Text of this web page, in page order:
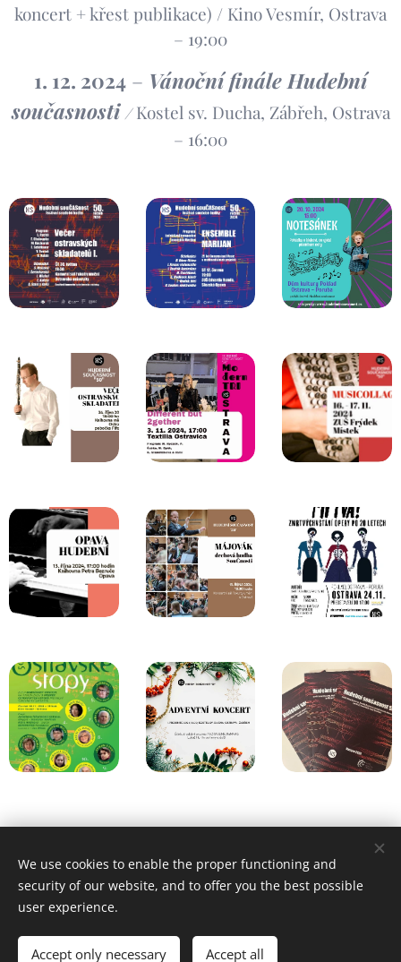
koncert + křest publikace) / Kino Vesmír, Ostrava
– 19:00
1. 12. 2024 – Vánoční finále Hudební
současnosti /Kostel sv. Ducha, Zábřeh, Ostrava
– 16:00
Používáme cookies, abychom vám zajistili co nejlepší prožitek
Cookies
We use cookies to enable the proper functioning and
security of our website, and to offer you the best possible
user experience.
Accept only necessary Accept all